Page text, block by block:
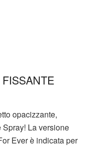
opacizzante,
La versione
Ever è indicata per